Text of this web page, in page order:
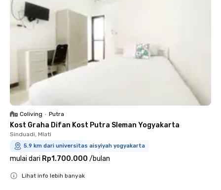
Coliving • Putra
Kost Graha Difan Kost Putra Sleman Yogyakarta
Sinduadi, Mlati
5.9 km dari universitas aisyiyah yogyakarta
mulai dari Rp1.700.000 /bulan
Lihat info lebih banyak